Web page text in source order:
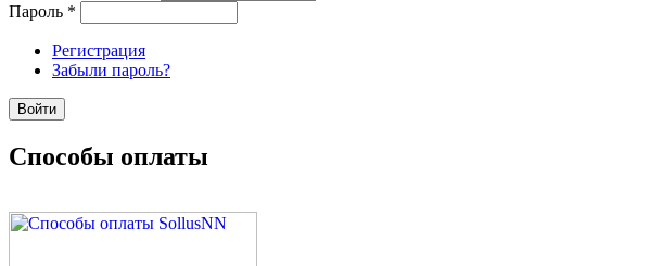
Пароль *
Регистрация
Забыли пароль?
Способы оплаты